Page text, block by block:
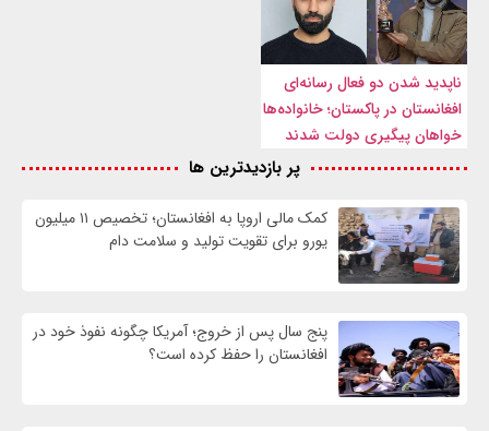
ناپدید شدن دو فعال رسانه‌ای
افغانستان در پاکستان؛ خانواده‌ها
خواهان پیگیری دولت شدند
پر بازدیدترین ها
کمک مالی اروپا به افغانستان؛ تخصیص ۱۱ میلیون
یورو برای تقویت تولید و سلامت دام
پنج سال پس از خروج؛ آمریکا چگونه نفوذ خود در
افغانستان را حفظ کرده است؟